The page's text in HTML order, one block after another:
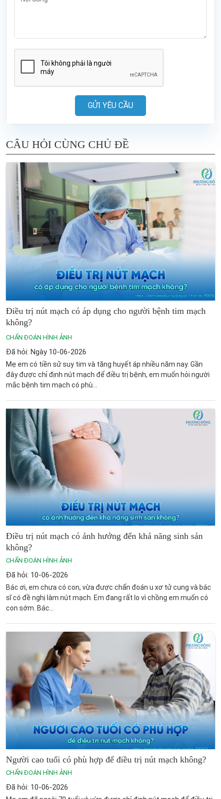
GỬI YÊU CẦU
CÂU HỎI CÙNG CHỦ ĐỀ
Điều trị nút mạch có áp dụng cho người bệnh tim mạch
không?
CHẨN ĐOÁN HÌNH ẢNH
Đã hỏi: Ngày 10-06-2026
Mẹ em có tiền sử suy tim và tăng huyết áp nhiều năm nay. Gần
đây được chỉ định nút mạch để điều trị bệnh, em muốn hỏi người
mắc bệnh tim mạch có phù...
Điều trị nút mạch có ảnh hưởng đến khả năng sinh sản
không?
CHẨN ĐOÁN HÌNH ẢNH
Đã hỏi: 10-06-2026
Bác ơi, em chưa có con, vừa được chẩn đoán u xơ tử cung và bác
sĩ có đề nghị làm nút mạch. Em đang rất lo vì chồng em muốn có
con sớm. Bác...
Người cao tuổi có phù hợp để điều trị nút mạch không?
CHẨN ĐOÁN HÌNH ẢNH
Đã hỏi: 10-06-2026